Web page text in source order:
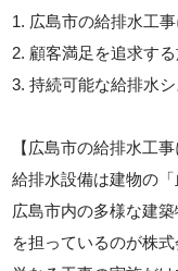
1. 広島市の給排水工
2. 顧客満足を追求す
3. 持続可能な給排水
【広島市の給排水工
給排水設備は建物の
広島市内の多様な建
を担っているのが株